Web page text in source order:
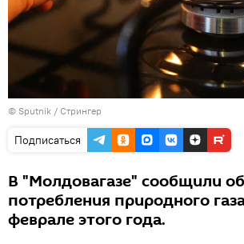
© Sputnik / Стрингер
Подписаться
В "Молдовагазе" сообщили
потребления природного
феврале этого года.